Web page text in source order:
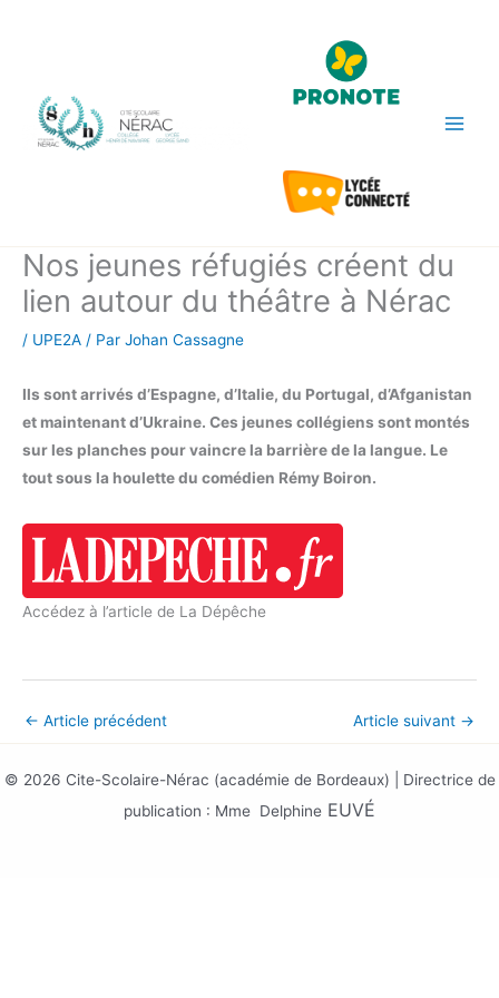
Nos jeunes réfugiés créent du
lien autour du théâtre à Nérac
/ UPE2A / Par Johan Cassagne
Ils sont arrivés d’Espagne, d’Italie, du Portugal, d’Afganistan
et maintenant d’Ukraine. Ces jeunes collégiens sont montés
sur les planches pour vaincre la barrière de la langue. Le
tout sous la houlette du comédien Rémy Boiron.
Accédez à l’article de La Dépêche
← Article précédent Article suivant →
© 2026 Cite-Scolaire-Nérac (académie de Bordeaux) | Directrice de
publication : Mme Delphine EUVÉ